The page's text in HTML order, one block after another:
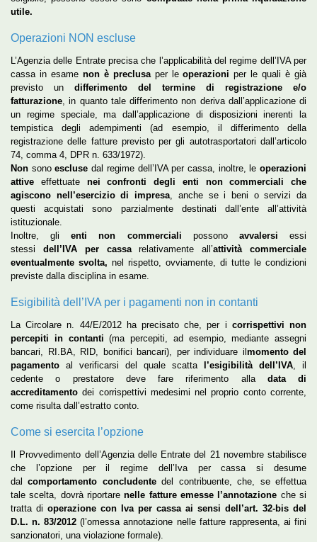
utile.
Operazioni NON escluse
L’Agenzia delle Entrate precisa che l’applicabilità del regime dell’IVA per
cassa in esame non è preclusa per le operazioni per le quali è già
previsto un
differimento del termine di registrazione e/o
fatturazione, in quanto tale differimento non deriva dall’applicazione di
un regime speciale, ma dall’applicazione di disposizioni inerenti la
tempistica degli adempimenti (ad esempio, il differimento della
registrazione delle fatture previsto per gli autotrasportatori dall’articolo
74, comma 4, DPR n. 633/1972).
Non sono escluse dal regime dell’IVA per cassa, inoltre, le operazioni
attive
effettuate
nei confronti degli enti non commerciali che
agiscono nell’esercizio di impresa, anche se i beni o servizi da
questi acquistati sono parzialmente destinati dall’ente all’attività
istituzionale.
Inoltre, gli
enti non commerciali possono avvalersi
essi
stessi
dell’IVA per cassa relativamente all’attività commerciale
eventualmente svolta, nel rispetto, ovviamente, di tutte le condizioni
previste dalla disciplina in esame.
Esigibilità dell’IVA per i pagamenti non in contanti
La Circolare n. 44/E/2012 ha precisato che, per i corrispettivi non
percepiti in contanti (ma percepiti, ad esempio, mediante assegni
bancari, RI.BA, RID, bonifici bancari), per individuare il momento del
pagamento al verificarsi del quale scatta l’esigibilità dell’IVA, il
cedente o prestatore deve fare riferimento alla
data di
accreditamento dei corrispettivi medesimi nel proprio conto corrente,
come risulta dall’estratto conto.
Come si esercita l’opzione
Il Provvedimento dell’Agenzia delle Entrate del 21 novembre stabilisce
che l’opzione per il regime dell’Iva per cassa si desume
dal
comportamento concludente del contribuente, che, se effettua
tale scelta, dovrà riportare nelle fatture emesse l’annotazione che si
tratta di operazione con Iva per cassa ai sensi dell’art. 32-bis del
D.L. n. 83/2012 (l’omessa annotazione nelle fatture rappresenta, ai fini
sanzionatori, una violazione formale).